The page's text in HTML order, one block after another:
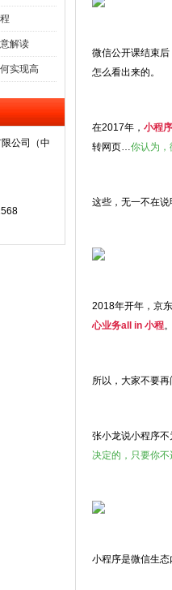
解读
实现高
公司（中
微信公开课结束
怎么看出来的。
在2017年， 小程
转网页…你认为，
这些，无一不在说
2018年开年，京
心业务all in 小程。
所以，大家不要
张小龙说小程序
决定的，只要你不
小程序是微信生